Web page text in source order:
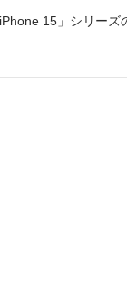
15」シリー